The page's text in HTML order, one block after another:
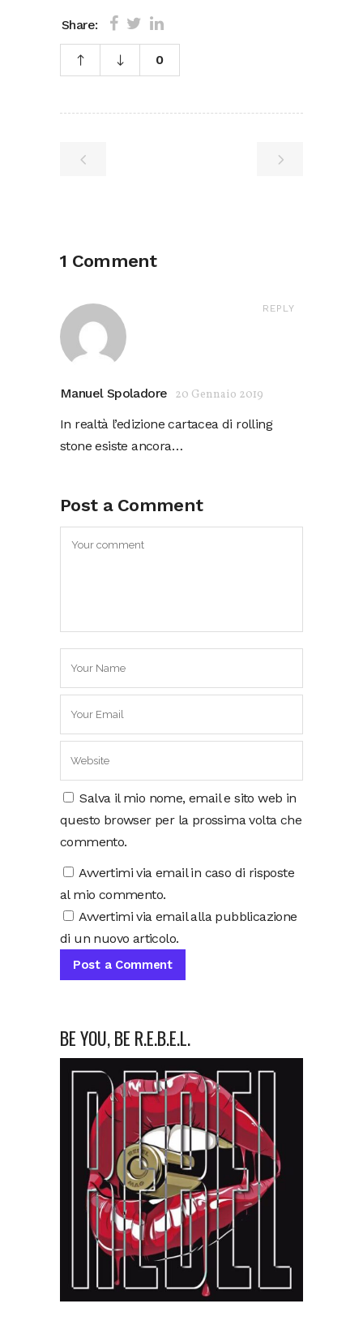
Share:
0
1 Comment
REPLY
Manuel Spoladore 20 Gennaio 2019
In realtà l’edizione cartacea di rolling
stone esiste ancora…
Post a Comment
Salva il mio nome, email e sito web in
questo browser per la prossima volta che
commento.
Avvertimi via email in caso di risposte
al mio commento.
Avvertimi via email alla pubblicazione
di un nuovo articolo.
BE YOU, BE R.E.B.E.L.